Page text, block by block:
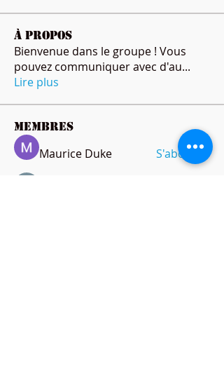
À propos
Bienvenue dans le groupe ! Vous
pouvez communiquer avec d'au...
Lire plus
membres
Maurice Duke S'abonner